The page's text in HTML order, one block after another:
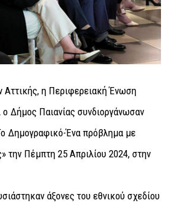
η Περιφερειακή Ένωση
Δήμος Παιανίας συνδιοργάνωσαν
Δημογραφικό-Ένα πρόβλημα με
την Πέμπτη 25 Απριλίου 2024, στην
άξονες του εθνικού σχεδίου